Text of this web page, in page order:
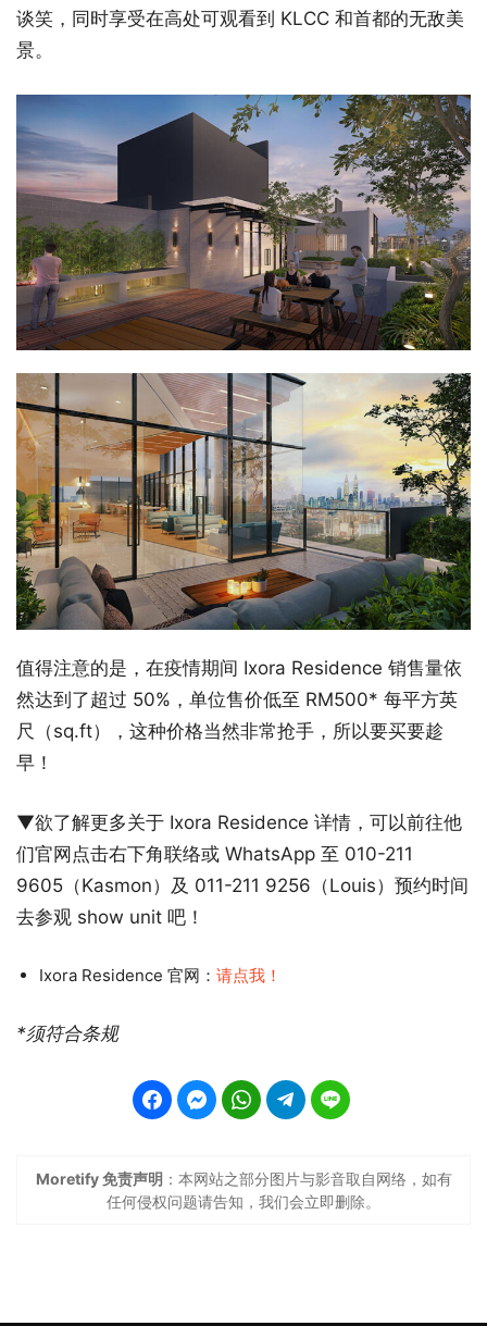
谈笑，同时享受在高处可观看到 KLCC 和首都的无敌美
景。
值得注意的是，在疫情期间 Ixora Residence 销售量依
然达到了超过 50%，单位售价低至 RM500* 每平方英
尺（sq.ft），这种价格当然非常抢手，所以要买要趁
早！
▼欲了解更多关于 Ixora Residence 详情，可以前往他
们官网点击右下角联络或 WhatsApp 至 010-211
9605（Kasmon）及 011-211 9256（Louis）预约时间
去参观 show unit 吧！
Ixora Residence 官网： 请点我！
*须符合条规
Moretify 免责声明 ：本网站之部分图片与影音取自网络，如有
任何侵权问题请告知，我们会立即删除。